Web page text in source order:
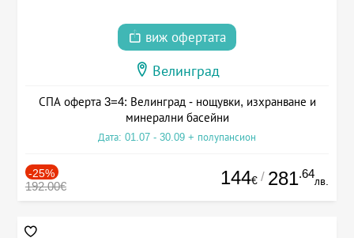
виж офертата
Велинград
СПА оферта 3=4: Велинград - нощувки, изхранване и
минерални басейни
Дата: 01.07 - 30.09 + полупансион
-25%
192.00€ 144€ / 281.64
лв.